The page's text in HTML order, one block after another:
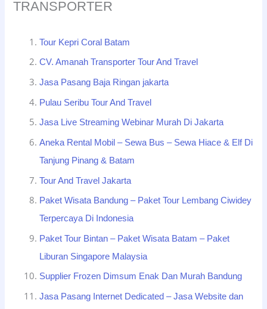
TRANSPORTER
Tour Kepri Coral Batam
CV. Amanah Transporter Tour And Travel
Jasa Pasang Baja Ringan jakarta
Pulau Seribu Tour And Travel
Jasa Live Streaming Webinar Murah Di Jakarta
Aneka Rental Mobil – Sewa Bus – Sewa Hiace & Elf Di
Tanjung Pinang & Batam
Tour And Travel Jakarta
Paket Wisata Bandung – Paket Tour Lembang Ciwidey
Terpercaya Di Indonesia
Paket Tour Bintan – Paket Wisata Batam – Paket
Liburan Singapore Malaysia
Supplier Frozen Dimsum Enak Dan Murah Bandung
Jasa Pasang Internet Dedicated – Jasa Website dan